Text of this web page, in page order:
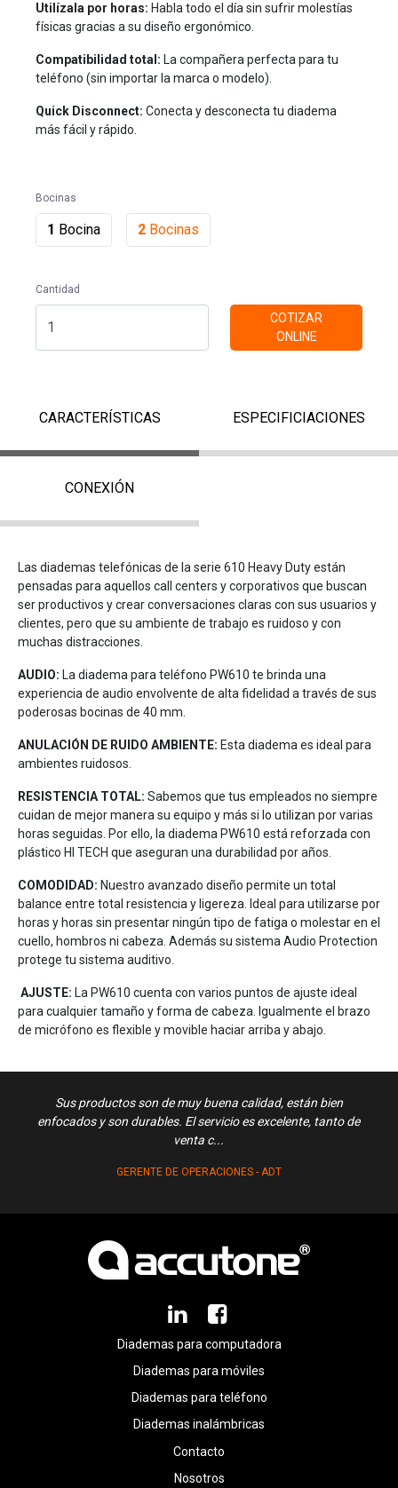
Utilízala por horas: Habla todo el día sin sufrir molestías
físicas gracias a su diseño ergonómico.
Compatibilidad total: La compañera perfecta para tu
teléfono (sin importar la marca o modelo).
Quick Disconnect: Conecta y desconecta tu diadema
más fácil y rápido.
Bocinas
1 Bocina 2 Bocinas
Cantidad
COTIZAR
ONLINE
CARACTERÍSTICAS ESPECIFICIACIONES
CONEXIÓN
Las diademas telefónicas de la serie 610 Heavy Duty están
pensadas para aquellos call centers y corporativos que buscan
ser productivos y crear conversaciones claras con sus usuarios y
clientes, pero que su ambiente de trabajo es ruidoso y con
muchas distracciones.
AUDIO: La diadema para teléfono PW610 te brinda una
experiencia de audio envolvente de alta fidelidad a través de sus
poderosas bocinas de 40 mm.
ANULACIÓN DE RUIDO AMBIENTE: Esta diadema es ideal para
ambientes ruidosos.
RESISTENCIA TOTAL: Sabemos que tus empleados no siempre
cuidan de mejor manera su equipo y más si lo utilizan por varias
horas seguidas. Por ello, la diadema PW610 está reforzada con
plástico HI TECH que aseguran una durabilidad por años.
COMODIDAD: Nuestro avanzado diseño permite un total
balance entre total resistencia y ligereza. Ideal para utilizarse por
horas y horas sin presentar ningún tipo de fatiga o molestar en el
cuello, hombros ni cabeza. Además su sistema Audio Protection
protege tu sistema auditivo.
AJUSTE: La PW610 cuenta con varios puntos de ajuste ideal
para cualquier tamaño y forma de cabeza. Igualmente el brazo
de micrófono es flexible y movible haciar arriba y abajo.
Sus productos son de muy buena calidad, están bien
enfocados y son durables. El servicio es excelente, tanto de
venta c...
GERENTE DE OPERACIONES - ADT
Diademas para computadora
Diademas para móviles
Diademas para teléfono
Diademas inalámbricas
Contacto
Nosotros